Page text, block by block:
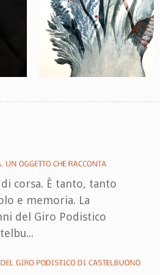
corsa. È tanto, tanto
e memoria. La
del Giro Podistico